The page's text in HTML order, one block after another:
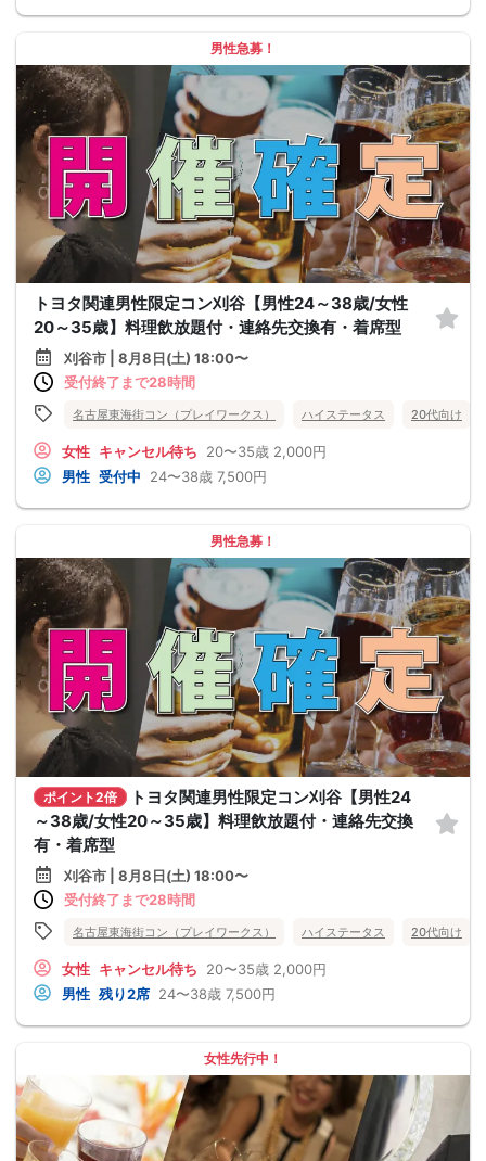
男性急募！
トヨタ関連男性限定コン刈谷【男性24～38歳/女性
20～35歳】料理飲放題付・連絡先交換有・着席型
刈谷市 | 8月8日(土) 18:00〜
受付終了まで28時間
名古屋東海街コン（プレイワークス） ハイステータス 20代向け
女性 キャンセル待ち 20〜35歳 2,000円
男性 受付中 24〜38歳 7,500円
男性急募！
ポイント2倍
トヨタ関連男性限定コン刈谷【男性24
～38歳/女性20～35歳】料理飲放題付・連絡先交換
有・着席型
刈谷市 | 8月8日(土) 18:00〜
受付終了まで28時間
名古屋東海街コン（プレイワークス） ハイステータス 20代向け
女性 キャンセル待ち 20〜35歳 2,000円
男性 残り2席 24〜38歳 7,500円
女性先行中！